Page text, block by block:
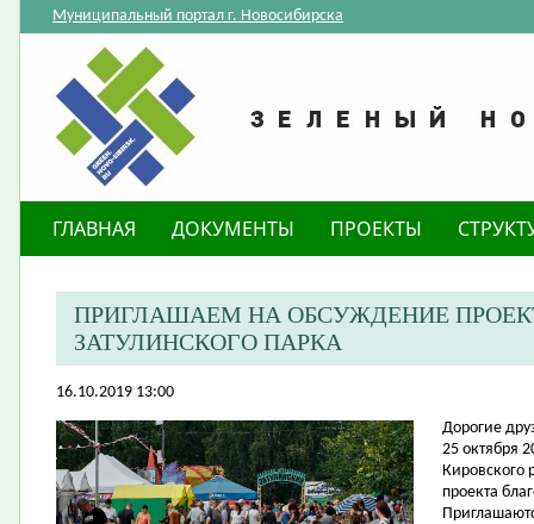
Муниципальный портал г. Новосибирска
ГЛАВНАЯ ДОКУМЕНТЫ ПРОЕКТЫ
ПРИГЛАШАЕМ НА ОБСУЖДЕНИЕ
ЗАТУЛИНСКОГО ПАРКА
16.10.2019 13:00
​Дорогие
25 октября
Кировского
проекта